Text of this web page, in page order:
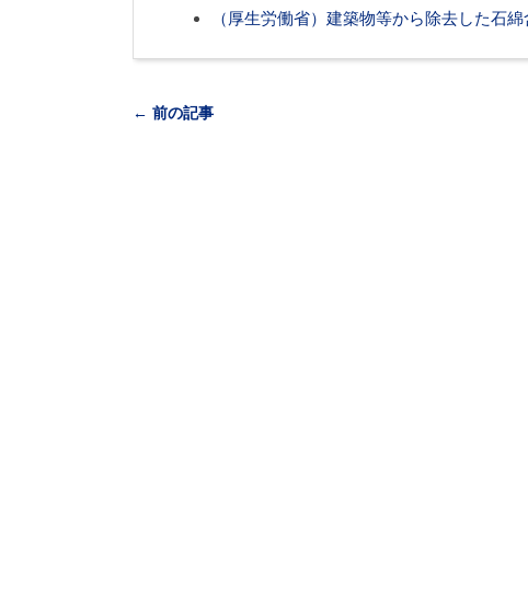
（厚生労働省）建築物等から除去した石
← 前の記事